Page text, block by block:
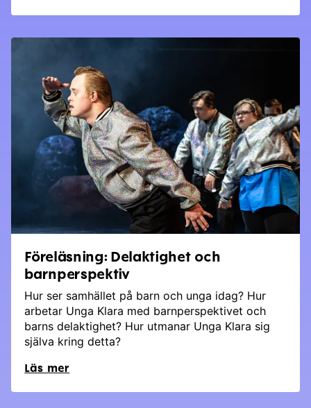
Föreläsning: Delaktighet och
barnperspektiv
Hur ser samhället på barn och unga idag? Hur
arbetar Unga Klara med barnperspektivet och
barns delaktighet? Hur utmanar Unga Klara sig
själva kring detta?
Läs mer